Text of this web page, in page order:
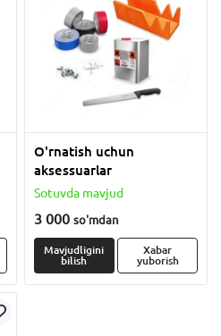
O'rnatish uchun
aksessuarlar
Sotuvda mavjud
3 000 so'mdan
Mavjudligini
bilish
Xabar
yuborish